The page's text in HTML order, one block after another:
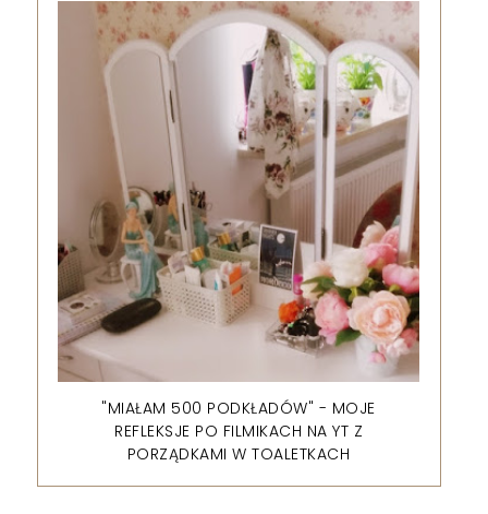
"MIAŁAM 500 PODKŁADÓW" - MOJE
REFLEKSJE PO FILMIKACH NA YT Z
PORZĄDKAMI W TOALETKACH